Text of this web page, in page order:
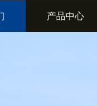
产品中心